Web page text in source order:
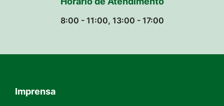
8:00 - 11:00, 13:00 - 17:00
Seção do Rodapé e Contato
Imprensa